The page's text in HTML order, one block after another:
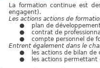
La formation continue est
engagent).
Les actions actions de
plan de
contrat de
compte personnel de
Entrent également dans le
les actions de bilan de
les actions